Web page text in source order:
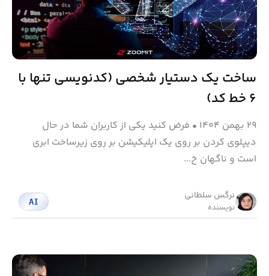
ساخت یک دستیار شخصی (کدنویسی تنها با
۶ خط کد)
۲۹ بهمن ۱۴۰۴ • فرض کنید یکی از کاربران شما در حال
دیپلوی کردن بر روی یک اپلیکیشن بر روی زیرساخت ابری
است و ناگهان خ...
نرگس سلطانی
نویسنده
AI